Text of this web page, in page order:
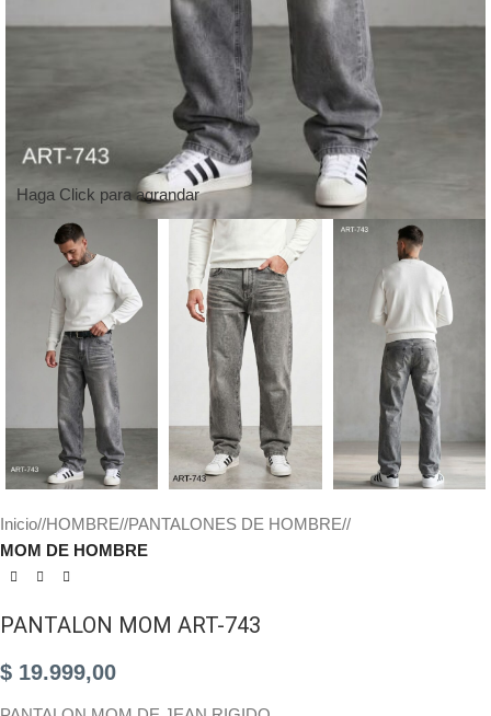
Haga Click para agrandar
Inicio/ HOMBRE/ PANTALONES DE HOMBRE/
MOM DE HOMBRE
PANTALON MOM ART-743
$ 19.999,00